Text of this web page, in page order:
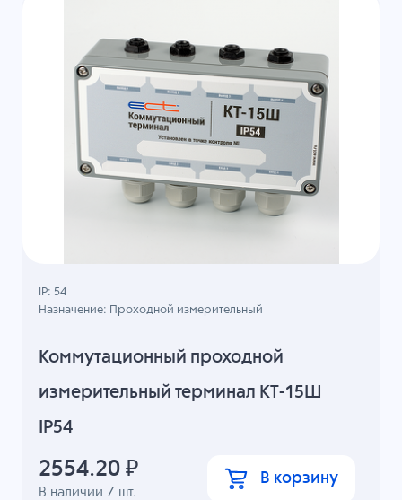
Коммутационный проходной
измерительный терминал КТ-15Ш
IP54
В наличии 7 шт.
IP: 54
Назначение: Проходной измерительный
2554.20 ₽ В корзину